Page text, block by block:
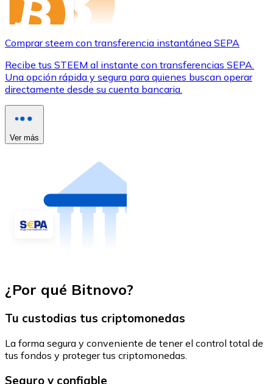
Comprar steem con transferencia instantánea SEPA
Recibe tus STEEM al instante con transferencias SEPA.
Una opción rápida y segura para quienes buscan operar
directamente desde su cuenta bancaria.
Ver más
¿Por qué Bitnovo?
Tu custodias tus criptomonedas
La forma segura y conveniente de tener el control total de
tus fondos y proteger tus criptomonedas.
Seguro y confiable